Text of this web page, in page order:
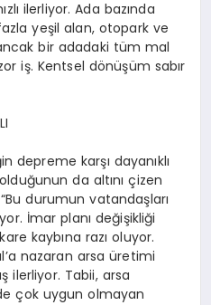
ilerliyor. Ada bazında
yeşilalan, otopark ve
bir adadaki tüm mal
iş. Kentsel dönüşüm sabır
depreme karşı dayanıklı
da altını çizen
durumun vatandaşları
İmar planı değişikliği
kaybına razı oluyor.
nazaran arsa üretimi
ilerliyor. Tabii, arsa
çok uygun olmayan